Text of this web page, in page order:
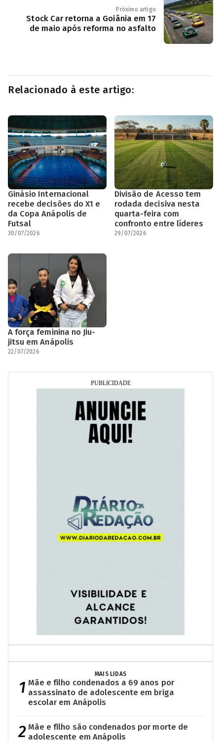
Próximo artigo
Stock Car retorna a Goiânia em 17
de maio após reforma no asfalto
Relacionado à este artigo:
Ginásio Internacional
recebe decisões do X1 e
da Copa Anápolis de
Futsal
30/07/2026
Divisão de Acesso tem
rodada decisiva nesta
quarta-feira com
confronto entre líderes
29/07/2026
A força feminina no Jiu-
jitsu em Anápolis
22/07/2026
MAIS LIDAS
1 Mãe e filho condenados a 69 anos por
assassinato de adolescente em briga
escolar em Anápolis
2 Mãe e filho são condenados por morte de
adolescente em Anápolis